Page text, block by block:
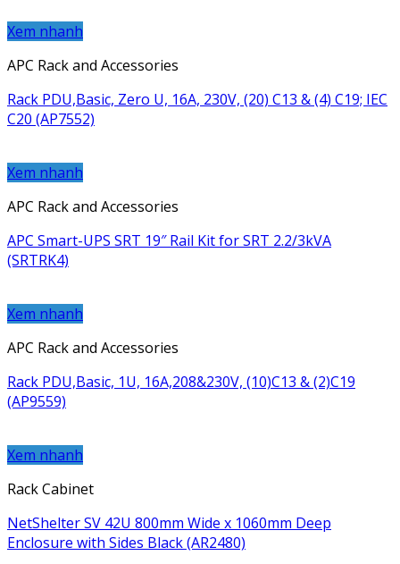
Xem nhanh
APC Rack and Accessories
Rack PDU,Basic, Zero U, 16A, 230V, (20) C13 & (4) C19; IEC
C20 (AP7552)
Xem nhanh
APC Rack and Accessories
APC Smart-UPS SRT 19″ Rail Kit for SRT 2.2/3kVA
(SRTRK4)
Xem nhanh
APC Rack and Accessories
Rack PDU,Basic, 1U, 16A,208&230V, (10)C13 & (2)C19
(AP9559)
Xem nhanh
Rack Cabinet
NetShelter SV 42U 800mm Wide x 1060mm Deep
Enclosure with Sides Black (AR2480)